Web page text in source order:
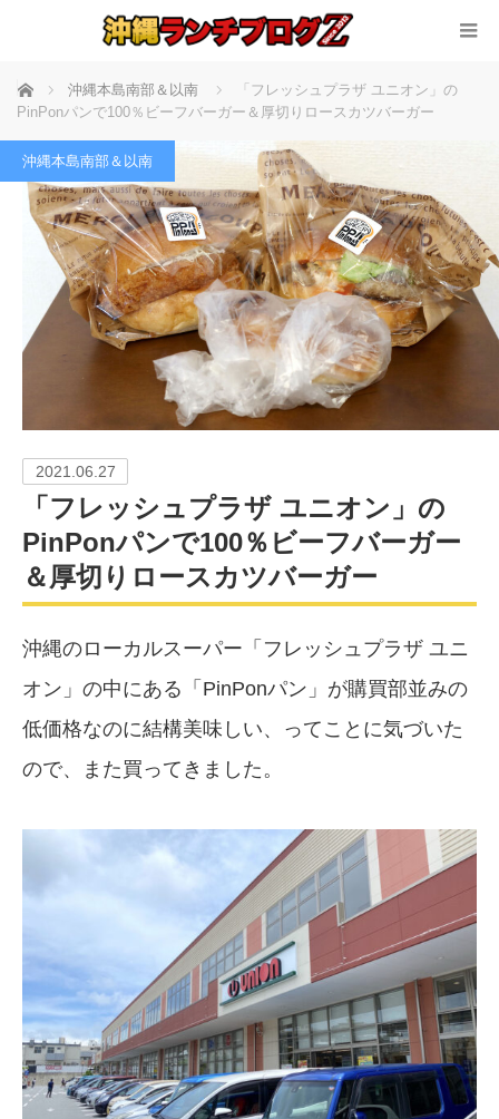
ホーム 沖縄本島南部＆以南
「フレッシュプラザ ユニオン」の
PinPonパンで100％ビーフバーガー＆厚切りロースカツバーガー
沖縄本島南部＆以南
2021.06.27
「フレッシュプラザ ユニオン」の
PinPonパンで100％ビーフバーガー
＆厚切りロースカツバーガー
沖縄のローカルスーパー「フレッシュプラザ ユニ
オン」の中にある「PinPonパン」が購買部並みの
低価格なのに結構美味しい、ってことに気づいた
ので、また買ってきました。